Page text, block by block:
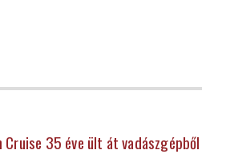
Cruise 35 éve ült át vadászgépből